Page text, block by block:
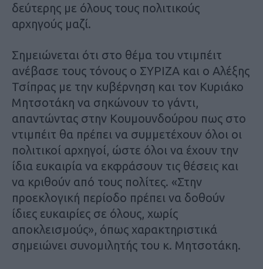
δεύτερης με όλους τους πολιτικούς
αρχηγούς μαζί.
Σημειώνεται ότι στο θέμα του ντιμπέιτ
ανέβασε τους τόνους ο ΣΥΡΙΖΑ και ο Αλέξης
Τσίπρας με την κυβέρνηση και τον Κυριάκο
Μητσοτάκη να σηκώνουν το γάντι,
απαντώντας στην Κουμουνδούρου πως στο
ντιμπέιτ θα πρέπει να συμμετέχουν όλοι οι
πολιτικοί αρχηγοί, ώστε όλοι να έχουν την
ίδια ευκαιρία να εκφράσουν τις θέσεις και
να κριθούν από τους πολίτες. «Στην
προεκλογική περίοδο πρέπει να δοθούν
ίδιες ευκαιρίες σε όλους, χωρίς
αποκλεισμούς», όπως χαρακτηριστικά
σημειώνει συνομιλητής του κ. Μητσοτάκη.